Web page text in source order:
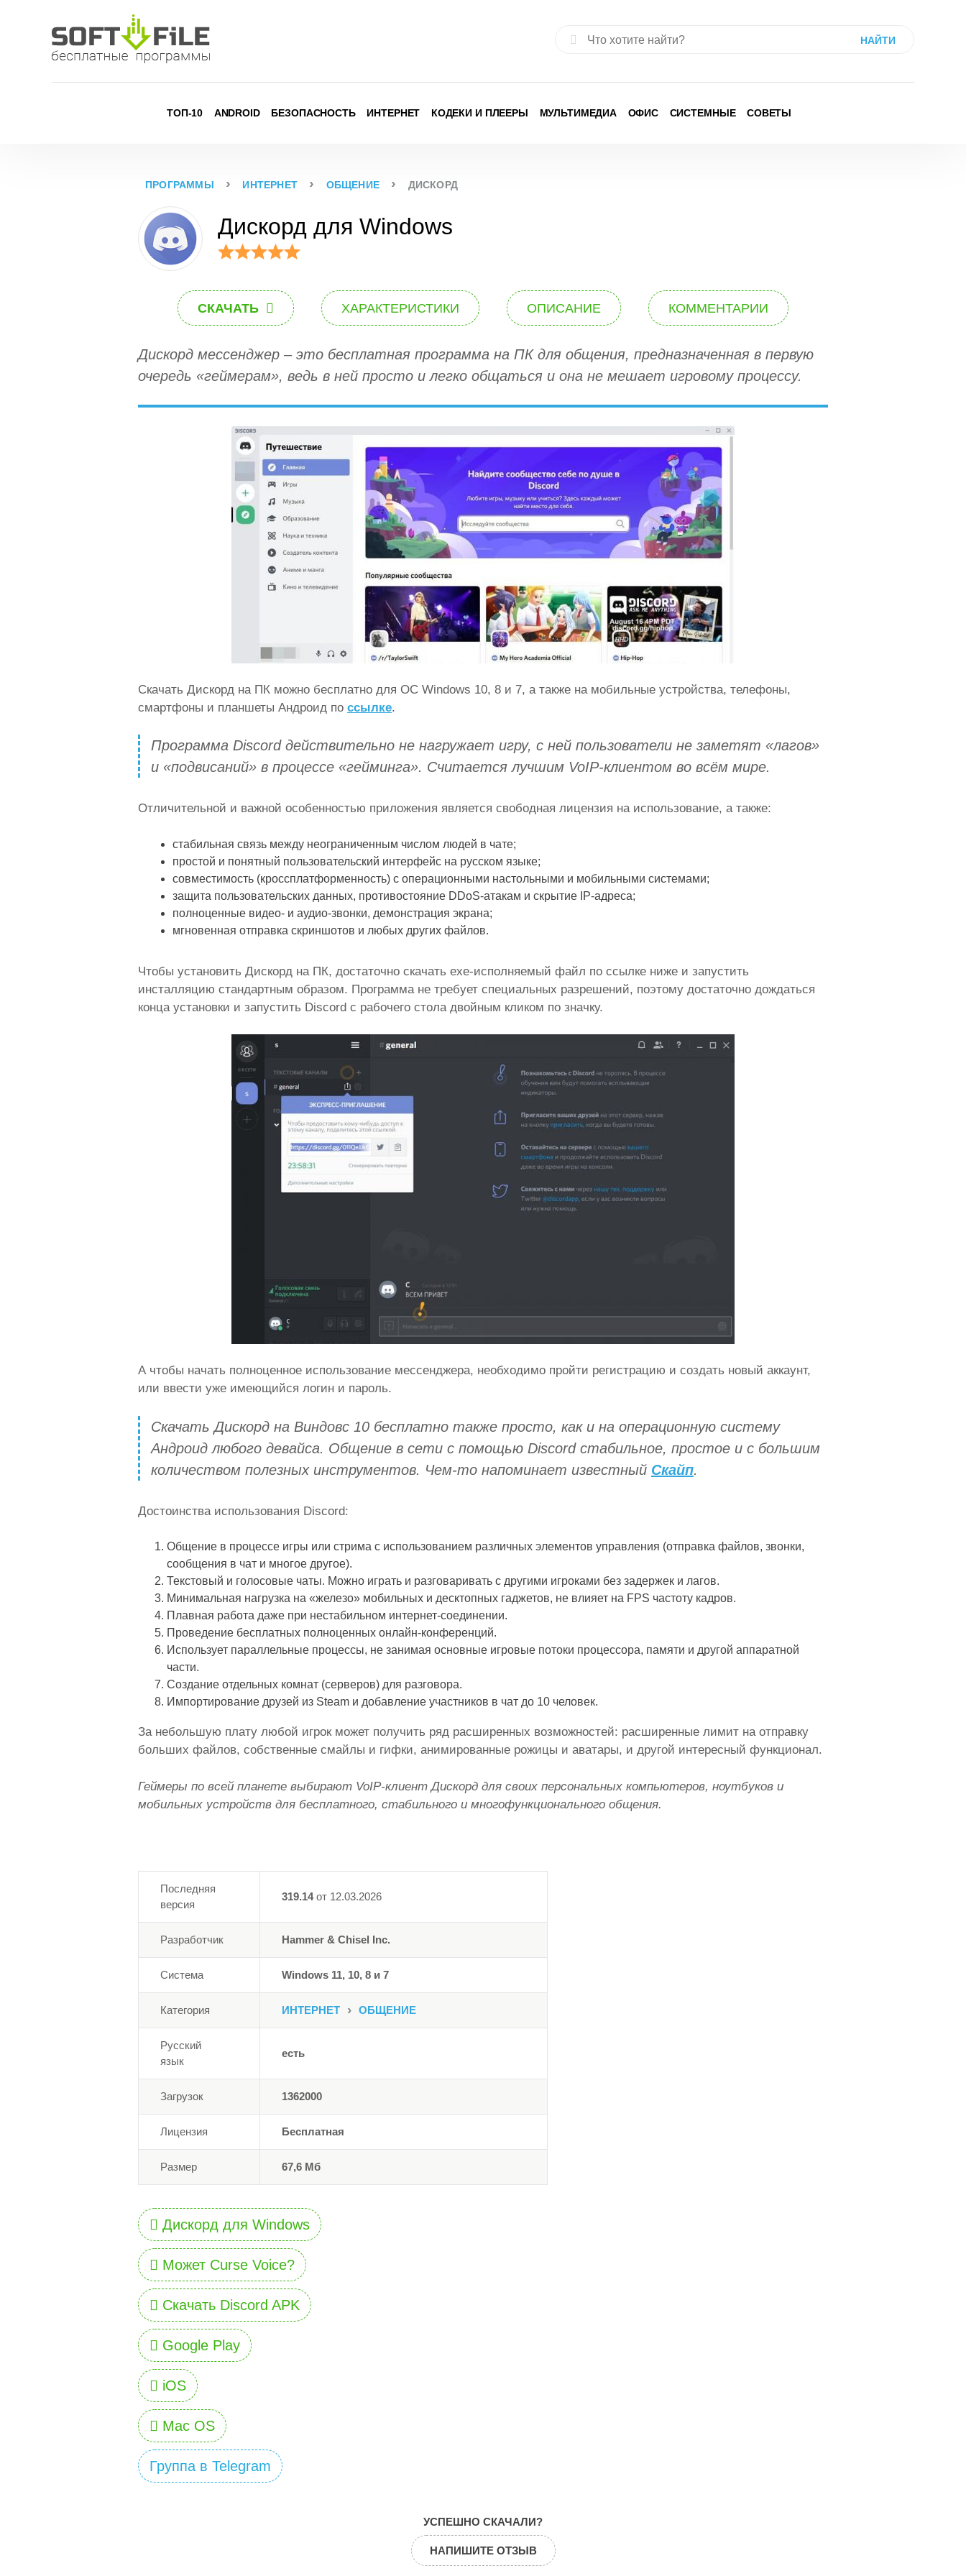
Найти:
ТОП-10 ANDROID БЕЗОПАСНОСТЬ ИНТЕРНЕТ КОДЕКИ И ПЛЕЕРЫ МУЛЬТИМЕДИА ОФИС СИСТЕМНЫЕ СОВЕТЫ
ПРОГРАММЫ › ИНТЕРНЕТ › ОБЩЕНИЕ › ДИСКОРД
Дискорд для Windows
СКАЧАТЬ ХАРАКТЕРИСТИКИ ОПИСАНИЕ КОММЕНТАРИИ
Дискорд мессенджер – это бесплатная программа на ПК для общения, предназначенная в первую
очередь «геймерам», ведь в ней просто и легко общаться и она не мешает игровому процессу.
Скачать Дискорд на ПК можно бесплатно для ОС Windows 10, 8 и 7, а также на мобильные устройства, телефоны,
смартфоны и планшеты Андроид по ссылке.
Программа Discord действительно не нагружает игру, с ней пользователи не заметят «лагов»
и «подвисаний» в процессе «гейминга». Считается лучшим VoIP-клиентом во всём мире.
Отличительной и важной особенностью приложения является свободная лицензия на использование, а также:
стабильная связь между неограниченным числом людей в чате;
простой и понятный пользовательский интерфейс на русском языке;
совместимость (кроссплатформенность) с операционными настольными и мобильными системами;
защита пользовательских данных, противостояние DDoS-атакам и скрытие IP-адреса;
полноценные видео- и аудио-звонки, демонстрация экрана;
мгновенная отправка скриншотов и любых других файлов.
Чтобы установить Дискорд на ПК, достаточно скачать exe-исполняемый файл по ссылке ниже и запустить
инсталляцию стандартным образом. Программа не требует специальных разрешений, поэтому достаточно дождаться
конца установки и запустить Discord с рабочего стола двойным кликом по значку.
А чтобы начать полноценное использование мессенджера, необходимо пройти регистрацию и создать новый аккаунт,
или ввести уже имеющийся логин и пароль.
Скачать Дискорд на Виндовс 10 бесплатно также просто, как и на операционную систему
Андроид любого девайса. Общение в сети с помощью Discord стабильное, простое и с большим
количеством полезных инструментов. Чем-то напоминает известный Скайп.
Достоинства использования Discord:
Общение в процессе игры или стрима с использованием различных элементов управления (отправка файлов, звонки,
сообщения в чат и многое другое).
Текстовый и голосовые чаты. Можно играть и разговаривать с другими игроками без задержек и лагов.
Минимальная нагрузка на «железо» мобильных и десктопных гаджетов, не влияет на FPS частоту кадров.
Плавная работа даже при нестабильном интернет-соединении.
Проведение бесплатных полноценных онлайн-конференций.
Использует параллельные процессы, не занимая основные игровые потоки процессора, памяти и другой аппаратной
части.
Создание отдельных комнат (серверов) для разговора.
Импортирование друзей из Steam и добавление участников в чат до 10 человек.
За небольшую плату любой игрок может получить ряд расширенных возможностей: расширенные лимит на отправку
больших файлов, собственные смайлы и гифки, анимированные рожицы и аватары, и другой интересный функционал.
Геймеры по всей планете выбирают VoIP-клиент Дискорд для своих персональных компьютеров, ноутбуков и
мобильных устройств для бесплатного, стабильного и многофункционального общения.
Последняя
версия
319.14от 12.03.2026
Разработчик Hammer & Chisel Inc.
Система Windows 11, 10, 8 и 7
Категория ИНТЕРНЕТ › ОБЩЕНИЕ
Русский
язык
есть
Загрузок 1362000
Лицензия Бесплатная
Размер 67,6 Мб
Дискорд для Windows
Может Curse Voice?
Скачать Discord APK
Google Play
iOS
Mac OS
Группа в Telegram
УСПЕШНО СКАЧАЛИ?
НАПИШИТЕ ОТЗЫВ